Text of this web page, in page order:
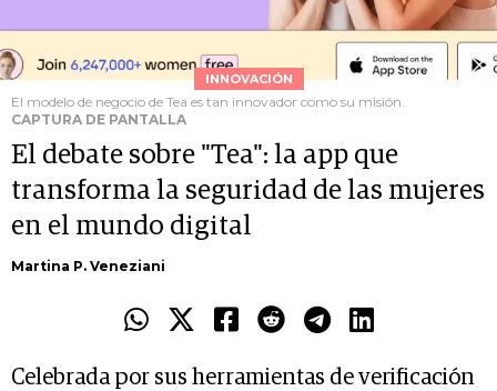
INNOVACIÓN
El modelo de negocio de Tea es tan innovador como su misión.
CAPTURA DE PANTALLA
El debate sobre "Tea": la app que
transforma la seguridad de las mujeres
en el mundo digital
Martina P. Veneziani
Celebrada por sus herramientas de verificación